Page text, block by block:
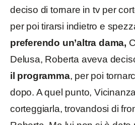
deciso di tornare in tv per
per poi tirarsi indietro e
preferendo un’altra dama,
Delusa, Roberta aveva
il programma, per poi
dopo. A quel punto,
corteggiarla, trovandosi di